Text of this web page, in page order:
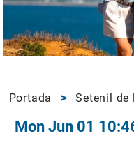
Portada Setenil de
Mon Jun 01